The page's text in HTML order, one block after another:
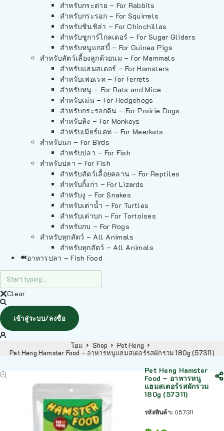
สำหรับกระต่าย – For Rabbits
สำหรับกระรอก – For Squirrels
สำหรับชินชิล่า – For Chinchillas
สำหรับชูการ์ไกลเดอร์ – For Sugar Gliders
สำหรับหนูแกสบี้ – For Guinea Pigs
สำหรับสัตว์เลี้ยงลูกด้วยนม – For Mammals
สำหรับแฮมสเตอร์ – For Hamsters
สำหรับเฟอเรท – For Ferrets
สำหรับหนู – For Rats and Mice
สำหรับเม่น – For Hedgehogs
สำหรับกระรอกดิน – For Prairie Dogs
สำหรับลิง – For Monkeys
สำหรับเมียร์แคท – For Meerkats
สำหรับนก – For Birds
สำหรับปลา – For Fish
สำหรับปลา – For Fish
สำหรับสัตว์เลื้อยคลาน – For Reptiles
สำหรับกิ้งก่า – For Lizards
สำหรับงู – For Snakes
สำหรับเต่าน้ำ – For Turtles
สำหรับเต่าบก – For Tortoises
สำหรับกบ – For Frogs
สำหรับทุกสัตว์ – All Animals
สำหรับทุกสัตว์ – All Animals
อาหารปลา – Fish Food
Clear
เข้าสู่ระบบ/ลงชื่อ
โฮม Shop
Pet Heng
Pet Heng Hamster Food – อาหารหนูแฮมสเตอร์รสผักรวม 180g (57311)
Pet Heng Hamster
Food – อาหารหนู
แฮมสเตอร์รสผักรวม
180g (57311)
รหัสสินค้า: 057311